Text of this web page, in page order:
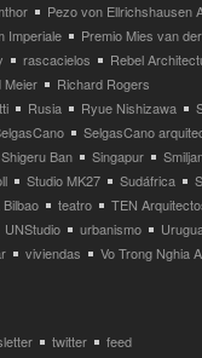
Pezo von Ellrichshausen
Imperiale Premio Mies van
rascacielos Rebel
Meier
Richard Rogers
Rusia Ryue Nishizawa
SelgasCano
Shigeru Ban Singapur
Studio MK27 Sudáfrica
teatro TEN
UNStudio urbanismo
viviendas Vo Trong Nghia
twitter feed